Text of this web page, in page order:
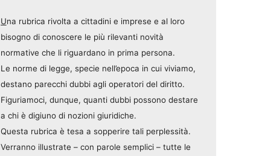
Una rubrica rivolta a cittadini e imprese e al loro
bisogno di conoscere le più rilevanti novità
normative che li riguardano in prima persona.
Le norme di legge, specie nell’epoca in cui viviamo,
destano parecchi dubbi agli operatori del diritto.
Figuriamoci, dunque, quanti dubbi possono destare
a chi è digiuno di nozioni giuridiche.
Questa rubrica è tesa a sopperire tali perplessità.
Verranno illustrate – con parole semplici – tutte le